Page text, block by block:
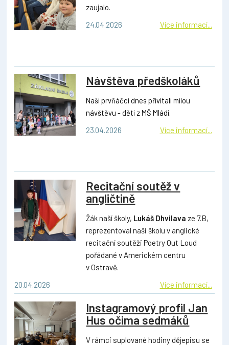
zaujalo.
24.04.2026
Více informací...
Návštěva předškoláků
Naši prvňáčci dnes přivítali milou
návštěvu - děti z MŠ Mládí.
23.04.2026
Více informací...
Recitační soutěž v
angličtině
Žák naší školy, Lukáš Dhvilava ze 7.B,
reprezentoval naši školu v anglické
recitační soutěži Poetry Out Loud
pořádané v Americkém centru
v Ostravě.
20.04.2026
Více informací...
Instagramový profil Jan
Hus očima sedmáků
V rámci suplované hodiny dějepisu se